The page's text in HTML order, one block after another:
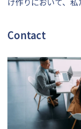
Contact